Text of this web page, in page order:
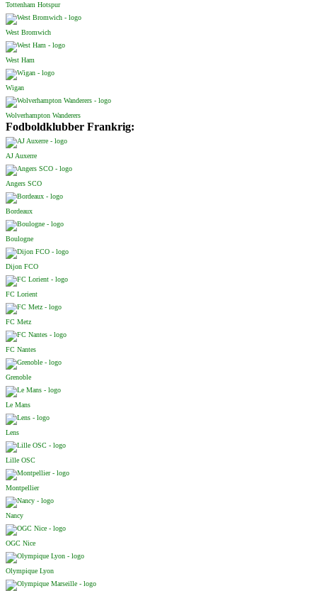
Tottenham Hotspur
West Bromwich
West Ham
Wigan
Wolverhampton Wanderers
Fodboldklubber Frankrig:
AJ Auxerre
Angers SCO
Bordeaux
Boulogne
Dijon FCO
FC Lorient
FC Metz
FC Nantes
Grenoble
Le Mans
Lens
Lille OSC
Montpellier
Nancy
OGC Nice
Olympique Lyon